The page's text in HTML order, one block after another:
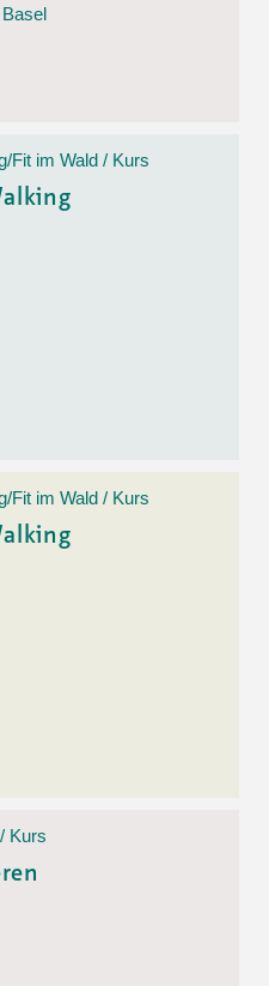
Fit im Wald / Kurs
Fit im Wald / Kurs
Kurs